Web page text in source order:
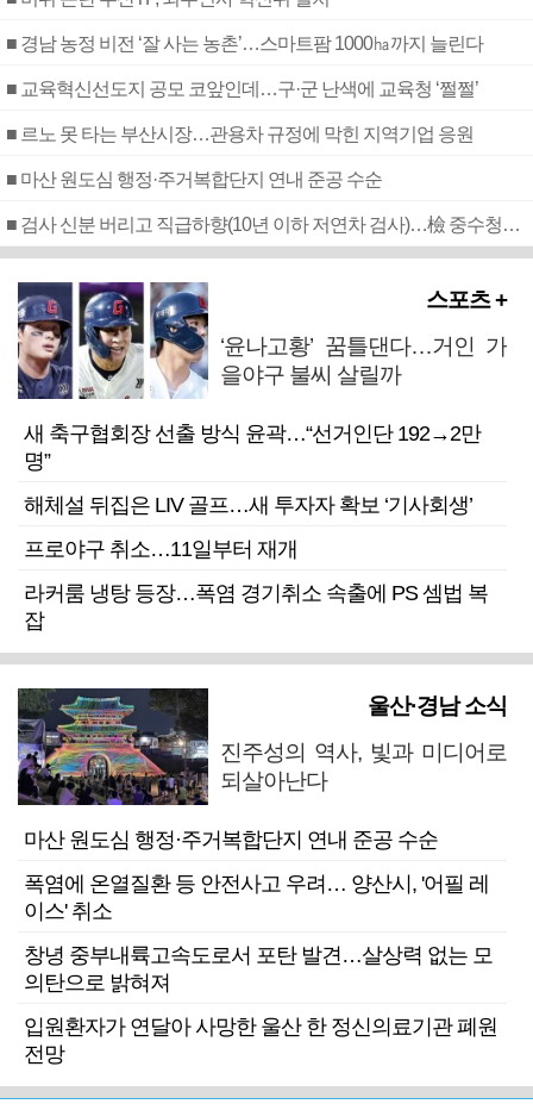
■ 경남 농정 비전 ‘잘 사는 농촌’…스마트팜 1000㏊까지 늘린다
■ 교육혁신선도지 공모 코앞인데…구·군 난색에 교육청 ‘쩔쩔’
■ 르노 못 타는 부산시장…관용차 규정에 막힌 지역기업 응원
■ 마산 원도심 행정·주거복합단지 연내 준공 수순
■ 검사 신분 버리고 직급하향(10년 이하 저연차 검사)…檢 중수청행 기피
스포츠 +
‘윤나고황’ 꿈틀댄다…거인 가
을야구 불씨 살릴까
새 축구협회장 선출 방식 윤곽…“선거인단 192→2만
명”
해체설 뒤집은 LIV 골프…새 투자자 확보 ‘기사회생’
프로야구 취소…11일부터 재개
라커룸 냉탕 등장…폭염 경기취소 속출에 PS 셈법 복
잡
울산·경남 소식
진주성의 역사, 빛과 미디어로
되살아난다
마산 원도심 행정·주거복합단지 연내 준공 수순
폭염에 온열질환 등 안전사고 우려… 양산시, '어필 레
이스' 취소
창녕 중부내륙고속도로서 포탄 발견…살상력 없는 모
의탄으로 밝혀져
입원환자가 연달아 사망한 울산 한 정신의료기관 폐원
전망